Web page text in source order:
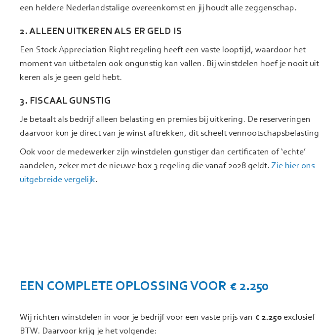
een heldere Nederlandstalige overeenkomst en jij houdt alle zeggenschap.
2. ALLEEN UITKEREN ALS ER GELD IS
Een Stock Appreciation Right regeling heeft een vaste looptijd, waardoor het
moment van uitbetalen ook ongunstig kan vallen. Bij winstdelen hoef je nooit
keren als je geen geld hebt.
3. FISCAAL GUNSTIG
Je betaalt als bedrijf alleen belasting en premies bij uitkering. De reserveringen
daarvoor kun je direct van je winst aftrekken, dit scheelt
Ook voor de medewerker zijn winstdelen gunstiger dan certificaten of ‘echte’
aandelen, zeker met de nieuwe box 3 regeling die vanaf 2028 geldt. Zie hier ons
uitgebreide vergelijk.
EEN COMPLETE OPLOSSING VOOR € 2.250
Wij richten winstdelen in voor je bedrijf voor een vaste prijs van € 2.250 exclusief
BTW. Daarvoor krijg je het volgende: